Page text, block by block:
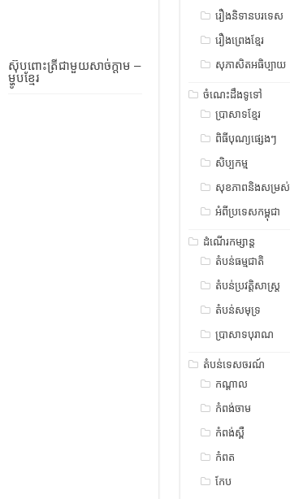
ស៊ុបពោះត្រីជាមួយសាច់ក្តាម –
ម្ហូបខ្មែរ
រឿងនិទានបរទេស
រឿងព្រេងខ្មែរ
សុភាសិតអធិប្បាយ
ចំណេះដឹងទូទៅ
ប្រាសាទខ្មែរ
ពិធីបុណ្យផ្សេងៗ
សិប្បកម្ម
សុខភាពនិងសម្រស់
អំពីប្រទេសកម្ពុជា
ដំណើរកម្សាន្ត
តំបន់ធម្មជាតិ
តំបន់ប្រវត្តិសាស្រ្ត
តំបន់សមុទ្រ
ប្រាសាទបុរាណ
តំបន់ទេសចរណ៍
កណ្តាល
កំពង់ចាម
កំពង់ស្ពឺ
កំពត
កែប